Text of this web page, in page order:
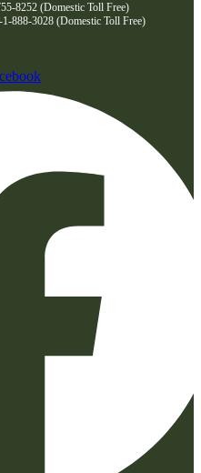
8252 (Domestic Toll Free)
888-3028 (Domestic Toll Free)